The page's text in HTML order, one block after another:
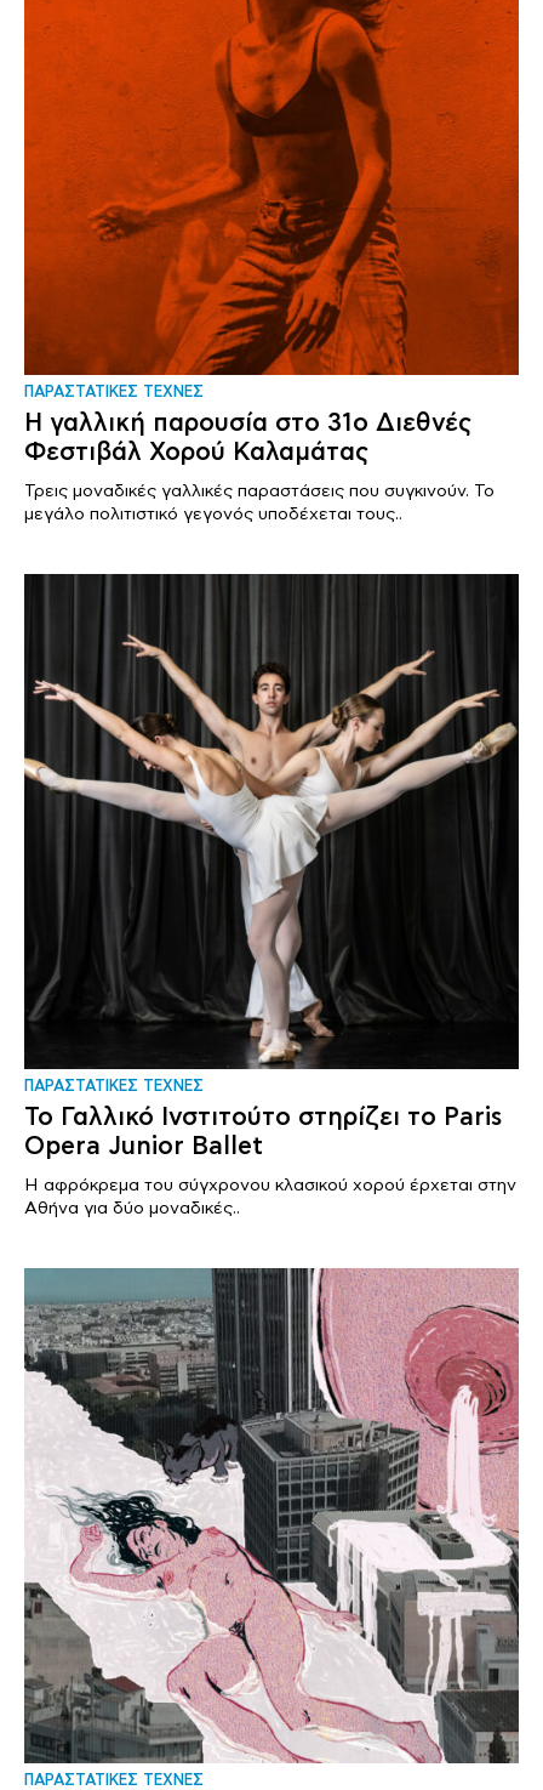
ΠΑΡΑΣΤΑΤΙΚΕΣ ΤΕΧΝΕΣ
Η γαλλική παρουσία στο 31ο Διεθνές
Φεστιβάλ Χορού Καλαμάτας
Τρεις μοναδικές γαλλικές παραστάσεις που συγκινούν. Το
μεγάλο πολιτιστικό γεγονός υποδέχεται τους..
ΠΑΡΑΣΤΑΤΙΚΕΣ ΤΕΧΝΕΣ
Το Γαλλικό Ινστιτούτο στηρίζει το Paris
Opera Junior Ballet
H αφρόκρεμα του σύγχρονου κλασικού χορού έρχεται στην
Αθήνα για δύο μοναδικές..
ΠΑΡΑΣΤΑΤΙΚΕΣ ΤΕΧΝΕΣ